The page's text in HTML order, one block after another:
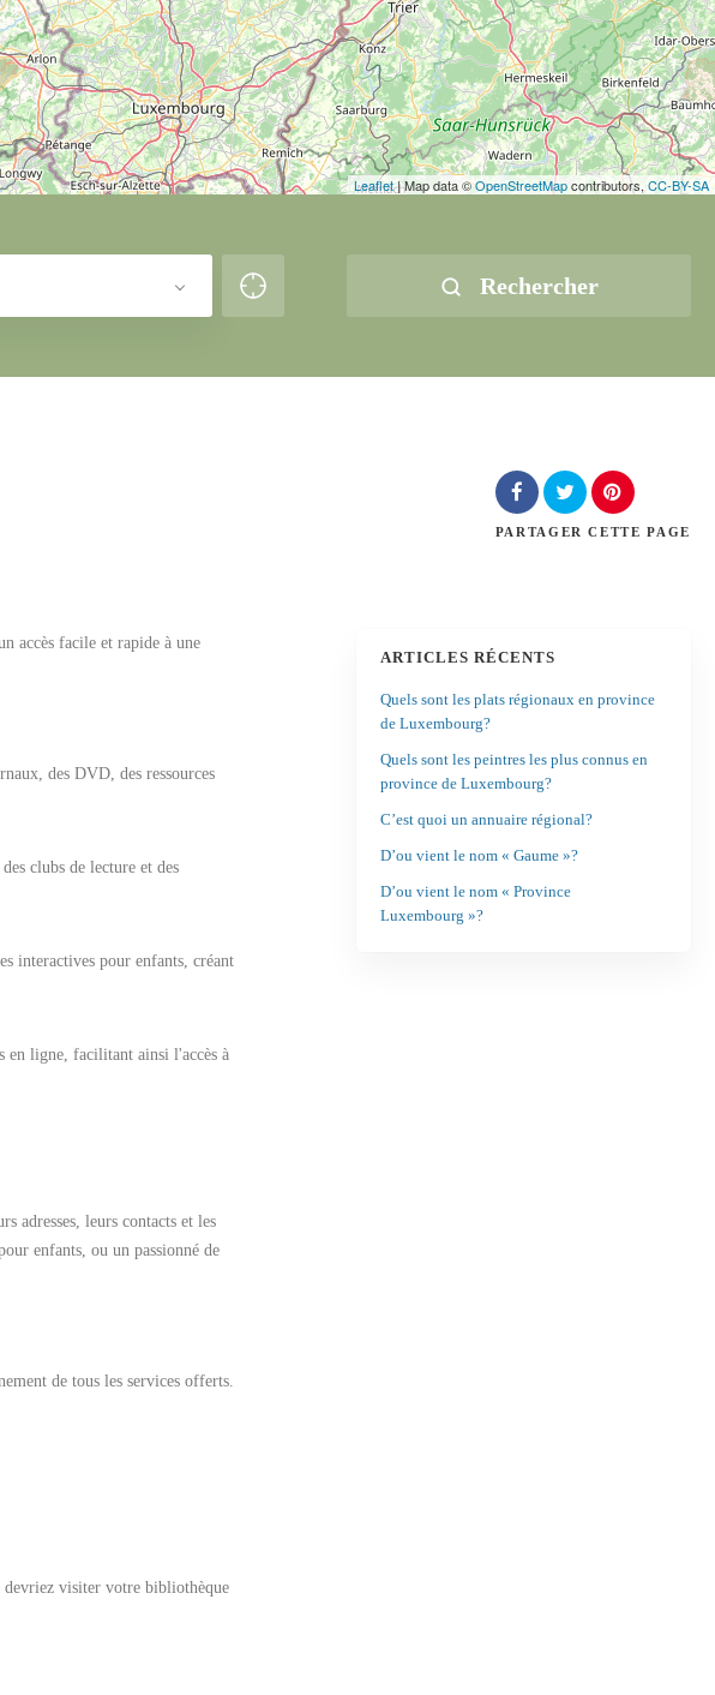
Leaflet| Map data ©OpenStreetMapcontributors, CC-BY-SA
Rechercher
PARTAGER CETTE PAGE
accès facile et rapide à une
des DVD, des ressources
clubs de lecture et des
interactives pour enfants, créant
en ligne, facilitant ainsi l'accès à
adresses, leurs contacts et les
enfants, ou un passionné de
de tous les services offerts.
devriez visiter votre bibliothèque
ARTICLES RÉCENTS
Quels sont les plats régionaux en province
de Luxembourg?
Quels sont les peintres les plus connus en
province de Luxembourg?
C’est quoi un annuaire régional?
D’ou vient le nom « Gaume »?
D’ou vient le nom « Province
Luxembourg »?